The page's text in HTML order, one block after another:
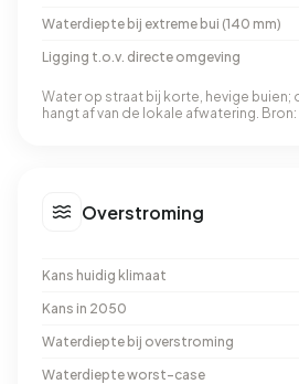
Waterdiepte bij extreme bui (140 mm)
Ligging t.o.v. directe omgeving
Water op straat bij korte, hevige
hangt af van de lokale afwatering.
Overstroming
Kans huidig klimaat
Kans in 2050
Waterdiepte bij overstroming
Waterdiepte worst-case